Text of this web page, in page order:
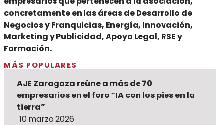
concretamente en las áreas de Desarrollo de
Negocios y Franquicias, Energía, Innovación,
Marketing y Publicidad, Apoyo Legal, RSE y
Formación.
MÁS POPULARES
AJE Zaragoza reúne a más de 70
empresarios en el foro “IA con los pies en la
tierra”
10 marzo 2026